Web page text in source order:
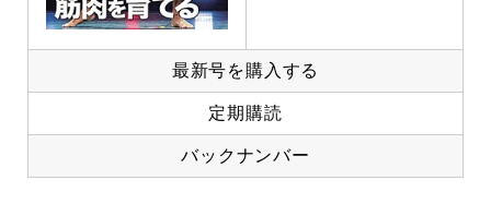
最新号を購入する
定期購読
バックナンバー